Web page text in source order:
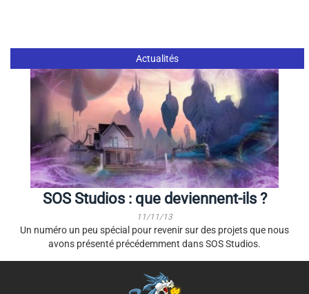
Actualités
SOS Studios : que deviennent-ils ?
11/11/13
Un numéro un peu spécial pour revenir sur des projets que nous
avons présenté précédemment dans SOS Studios.